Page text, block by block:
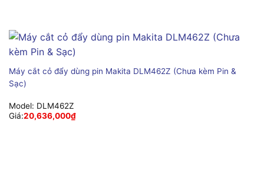
Máy cắt cỏ đẩy dùng pin Makita DLM462Z (Chưa kèm Pin &
Sạc)
Model: DLM462Z
Giá:20,636,000₫